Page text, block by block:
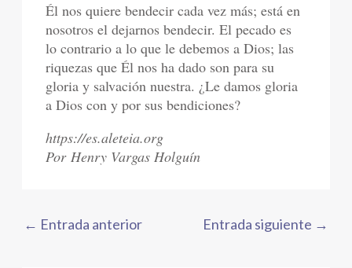
Él nos quiere bendecir cada vez más; está en
nosotros el dejarnos bendecir. El pecado es
lo contrario a lo que le debemos a Dios; las
riquezas que Él nos ha dado son para su
gloria y salvación nuestra. ¿Le damos gloria
a Dios con y por sus bendiciones?
https://es.aleteia.org
Por Henry Vargas Holguín
← Entrada anterior Entrada siguiente →